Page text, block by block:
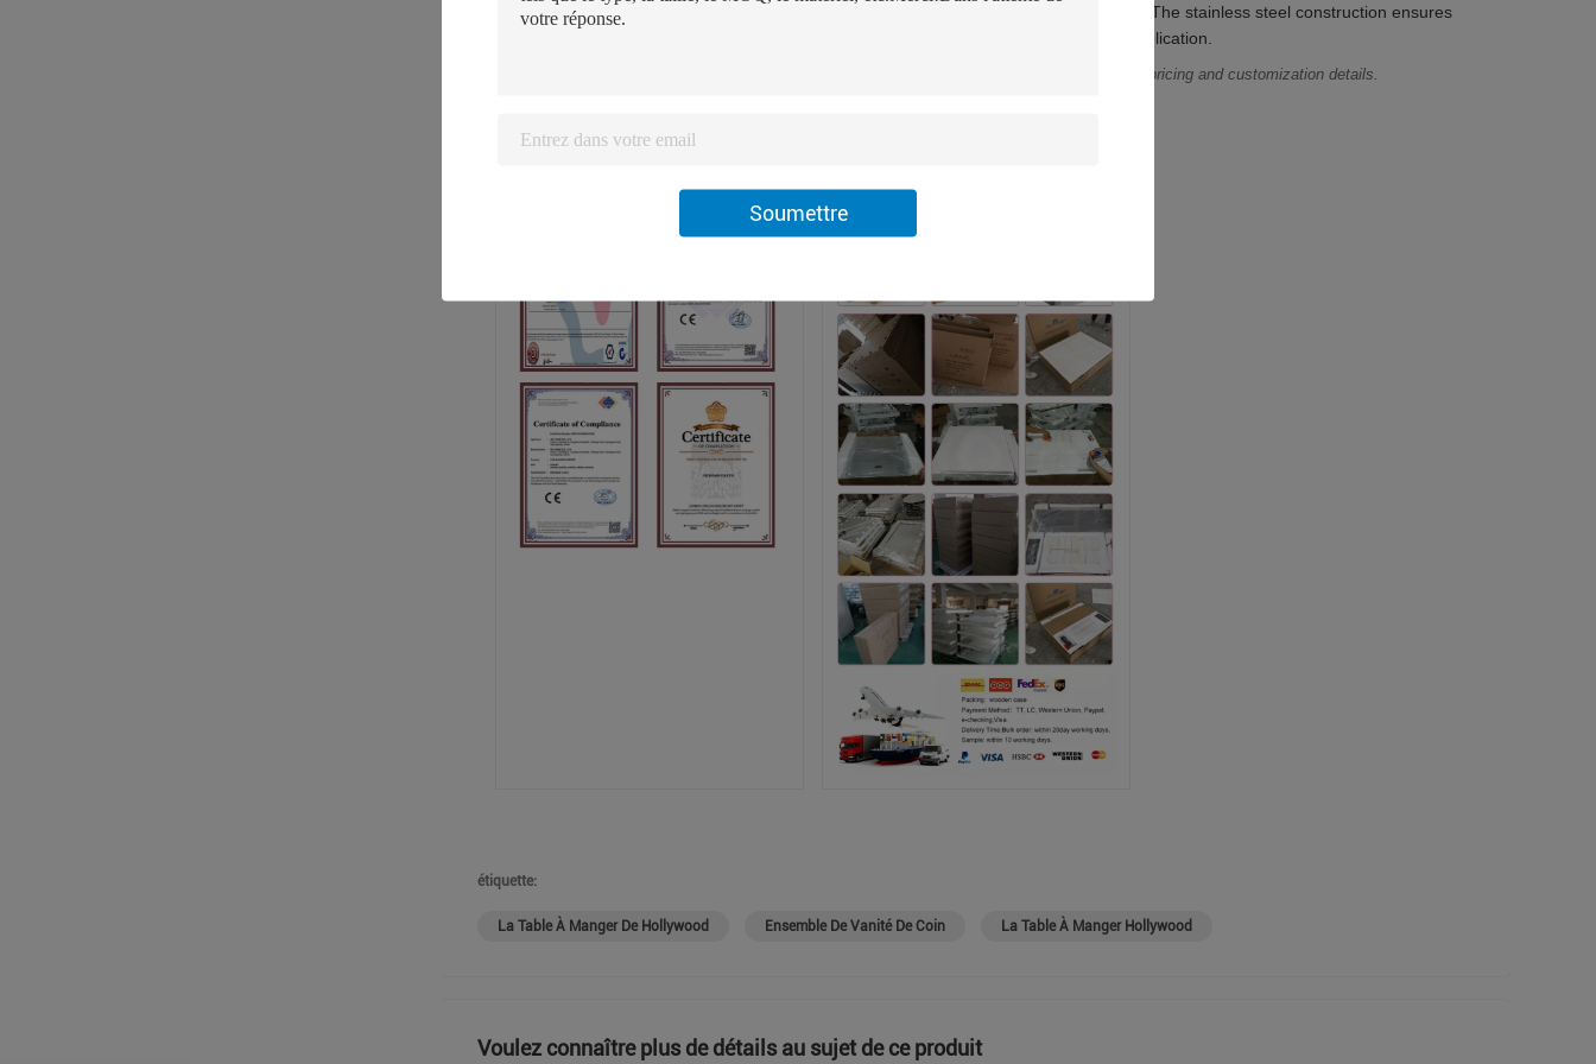
Our premium vanity mirrors combine elegant design with functional lighting technology. The stainless steel construction ensures
durability while the adjustable RGB lighting provides optimal illumination for makeup application.
Note: Product prices may vary based on customization options. Please contact us for specific pricing and customization details.
étiquette:
La Table À Manger De Hollywood Ensemble De Vanité De Coin La Table À Manger Hollywood
Voulez connaître plus de détails au sujet de ce produit
Soumettre